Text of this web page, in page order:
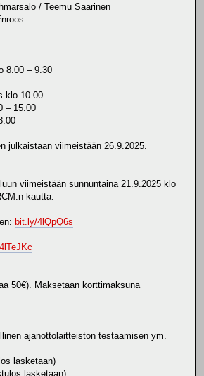
/ Teemu Saarinen
8.00 – 9.30
klo 10.00
– 15.00
julkaistaan viimeistään 26.9.2025.
viimeistään sunnuntaina 21.9.2025 klo
kautta.
bit.ly/4lQpQ6s
50€). Maksetaan korttimaksuna
ajanottolaitteiston testaamisen ym.
lasketaan)
lasketaan)